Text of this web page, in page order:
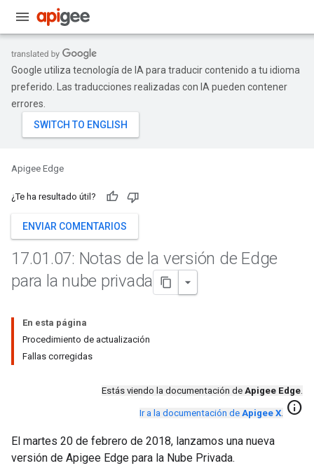
Google utiliza tecnología de IA para traducir contenido a tu idioma
preferido. Las traducciones realizadas con IA pueden contener
errores.
Apigee Edge
¿Te ha resultado útil?
ENVIAR COMENTARIOS
17.01 .07: Notas de la versión de Edge
para la nube privada
En esta página
Procedimiento de actualización
Fallas corregidas
Estás viendo la documentación de Apigee Edge.
Ir a la documentación de Apigee X. info
El martes 20 de febrero de 2018, lanzamos una nueva
versión de Apigee Edge para la Nube Privada.